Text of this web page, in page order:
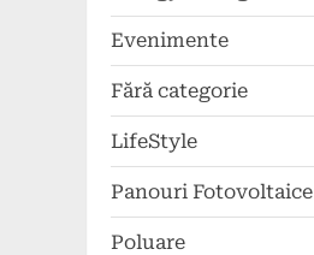
Evenimente
Fără categorie
LifeStyle
Panouri Fotovoltaice
Poluare